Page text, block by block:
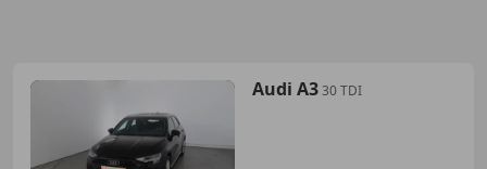
Audi A330 TDI